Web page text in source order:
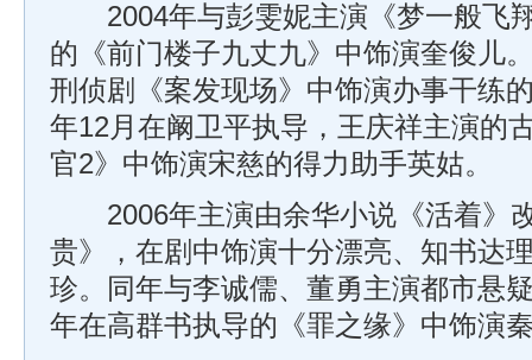
2004年与彭雯妮主演《梦一般飞
的《前门楼子九丈九》中饰演奎俊儿
刑侦剧《案发现场》中饰演办事干练
年12月在阚卫平执导，王庆祥主演的
官2》中饰演宋慈的得力助手英姑。
2006年主演由余华小说《活着》
贵》，在剧中饰演十分漂亮、知书达
珍。同年与李诚儒、董勇主演都市悬
年在高群书执导的《罪之缘》中饰演